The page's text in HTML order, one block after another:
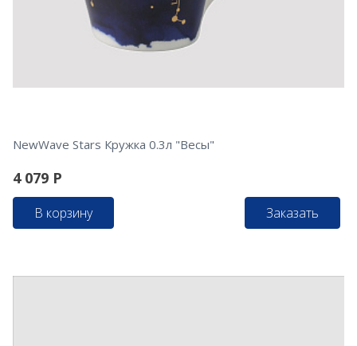
NewWave Stars Кружка 0.3л "Весы"
4 079 Р
В корзину Заказать